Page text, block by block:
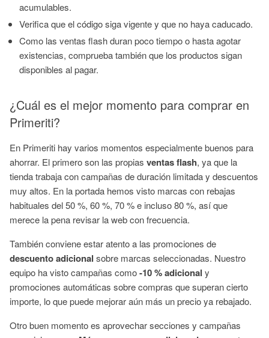
acumulables.
Verifica que el código siga vigente y que no haya caducado.
Como las ventas flash duran poco tiempo o hasta agotar
existencias, comprueba también que los productos sigan
disponibles al pagar.
¿Cuál es el mejor momento para comprar en
Primeriti?
En Primeriti hay varios momentos especialmente buenos para
ahorrar. El primero son las propias ventas flash, ya que la
tienda trabaja con campañas de duración limitada y descuentos
muy altos. En la portada hemos visto marcas con rebajas
habituales del 50 %, 60 %, 70 % e incluso 80 %, así que
merece la pena revisar la web con frecuencia.
También conviene estar atento a las promociones de
descuento adicional sobre marcas seleccionadas. Nuestro
equipo ha visto campañas como-10 % adicional y
promociones automáticas sobre compras que superan cierto
importe, lo que puede mejorar aún más un precio ya rebajado.
Otro buen momento es aprovechar secciones y campañas